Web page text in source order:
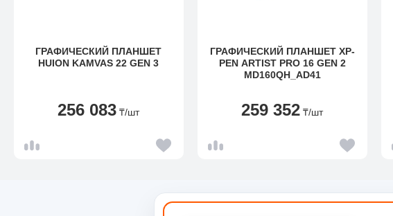
ГРАФИЧЕСКИЙ ПЛАНШЕТ
HUION KAMVAS 22 GEN 3
256 083 ₸/шт
ГРАФИЧЕСКИЙ ПЛАНШЕТ XP-
PEN ARTIST PRO 16 GEN 2
MD160QH_AD41
259 352 ₸/шт